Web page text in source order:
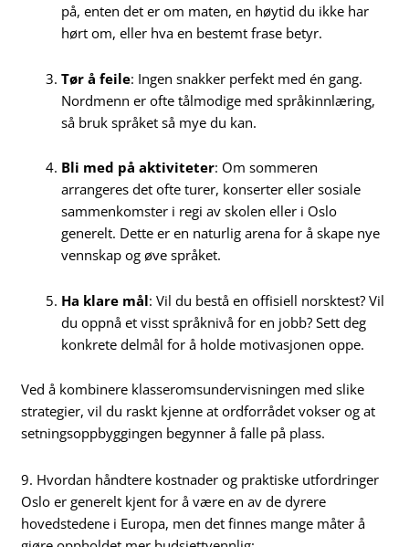
på, enten det er om maten, en høytid du ikke har
hørt om, eller hva en bestemt frase betyr.
Tør å feile: Ingen snakker perfekt med én gang.
Nordmenn er ofte tålmodige med språkinnlæring,
så bruk språket så mye du kan.
Bli med på aktiviteter: Om sommeren
arrangeres det ofte turer, konserter eller sosiale
sammenkomster i regi av skolen eller i Oslo
generelt. Dette er en naturlig arena for å skape nye
vennskap og øve språket.
Ha klare mål: Vil du bestå en offisiell norsktest? Vil
du oppnå et visst språknivå for en jobb? Sett deg
konkrete delmål for å holde motivasjonen oppe.
Ved å kombinere klasseromsundervisningen med slike
strategier, vil du raskt kjenne at ordforrådet vokser og at
setningsoppbyggingen begynner å falle på plass.
9. Hvordan håndtere kostnader og praktiske utfordringer
Oslo er generelt kjent for å være en av de dyrere
hovedstedene i Europa, men det finnes mange måter å